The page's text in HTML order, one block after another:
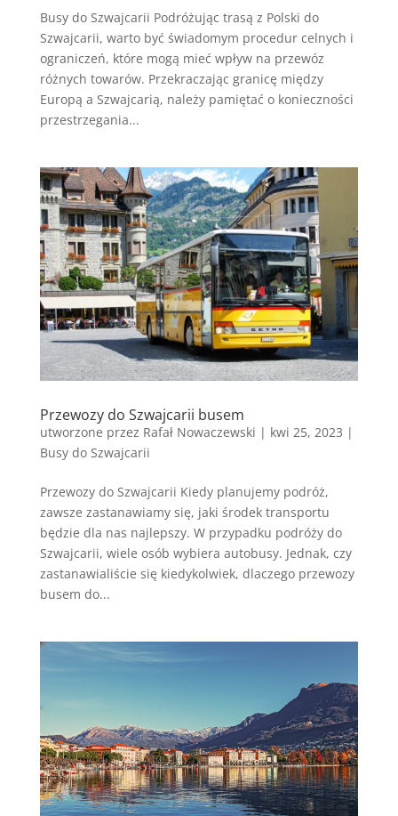
Busy do Szwajcarii Podróżując trasą z Polski do
Szwajcarii, warto być świadomym procedur celnych i
ograniczeń, które mogą mieć wpływ na przewóz
różnych towarów. Przekraczając granicę między
Europą a Szwajcarią, należy pamiętać o konieczności
przestrzegania...
Przewozy do Szwajcarii busem
utworzone przez Rafał Nowaczewski | kwi 25, 2023 |
Busy do Szwajcarii
Przewozy do Szwajcarii Kiedy planujemy podróż,
zawsze zastanawiamy się, jaki środek transportu
będzie dla nas najlepszy. W przypadku podróży do
Szwajcarii, wiele osób wybiera autobusy. Jednak, czy
zastanawialiście się kiedykolwiek, dlaczego przewozy
busem do...